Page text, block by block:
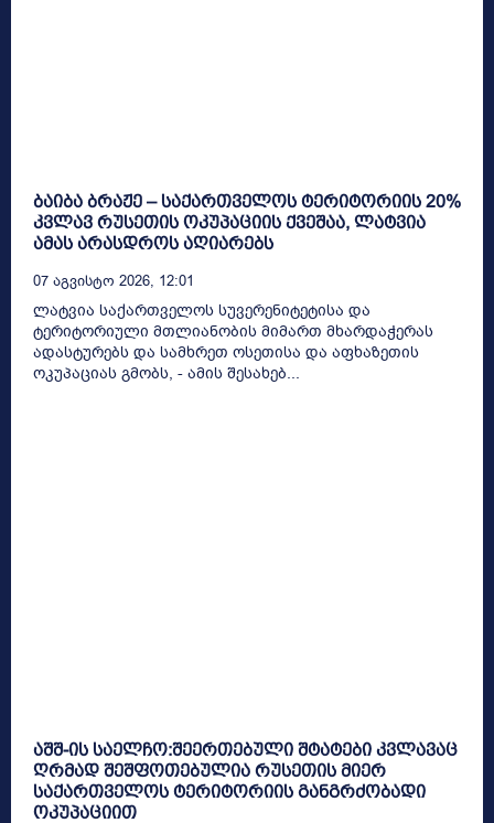
ბაიბა ბრაჟე – საქართველოს ტერიტორიის 20%
კვლავ რუსეთის ოკუპაციის ქვეშაა, ლატვია
ამას არასდროს აღიარებს
07 Აგვისტო 2026, 12:01
ლატვია საქართველოს სუვერენიტეტისა და
ტერიტორიული მთლიანობის მიმართ მხარდაჭერას
ადასტურებს და სამხრეთ ოსეთისა და აფხაზეთის
ოკუპაციას გმობს, - ამის შესახებ...
აშშ-ის საელჩო:შეერთებული შტატები კვლავაც
ღრმად შეშფოთებულია რუსეთის მიერ
საქართველოს ტერიტორიის განგრძობადი
ოკუპაციით